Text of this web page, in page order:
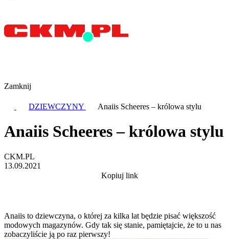
Zamknij
DZIEWCZYNY Anaiis Scheeres – królowa stylu
Anaiis Scheeres – królowa stylu
CKM.PL
13.09.2021
Kopiuj link
Anaiis to dziewczyna, o której za kilka lat będzie pisać większość
modowych magazynów. Gdy tak się stanie, pamiętajcie, że to u nas
zobaczyliście ją po raz pierwszy!